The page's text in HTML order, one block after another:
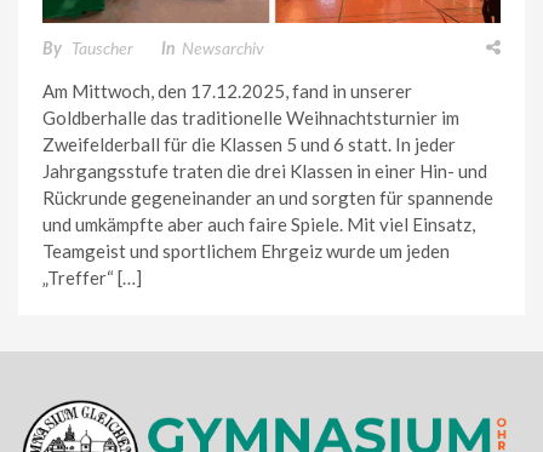
By Tauscher In Newsarchiv
Am Mittwoch, den 17.12.2025, fand in unserer
Goldberhalle das traditionelle Weihnachtsturnier im
Zweifelderball für die Klassen 5 und 6 statt. In jeder
Jahrgangsstufe traten die drei Klassen in einer Hin- und
Rückrunde gegeneinander an und sorgten für spannende
und umkämpfte aber auch faire Spiele. Mit viel Einsatz,
Teamgeist und sportlichem Ehrgeiz wurde um jeden
„Treffer“ […]